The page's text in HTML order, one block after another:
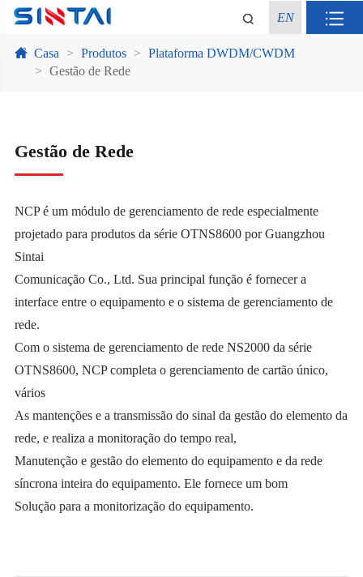
EN
Casa Produtos
Plataforma DWDM/CWDM
Gestão de Rede
Gestão de Rede
NCP é um módulo de gerenciamento de rede especialmente
projetado para produtos da série OTNS8600 por Guangzhou
Sintai
Comunicação Co., Ltd. Sua principal função é fornecer a
interface entre o equipamento e o sistema de gerenciamento de
rede.
Com o sistema de gerenciamento de rede NS2000 da série
OTNS8600, NCP completa o gerenciamento de cartão único,
vários
As mantenções e a transmissão do sinal da gestão do elemento da
rede, e realiza a monitoração do tempo real,
Manutenção e gestão do elemento do equipamento e da rede
síncrona inteira do equipamento. Ele fornece um bom
Solução para a monitorização do equipamento.